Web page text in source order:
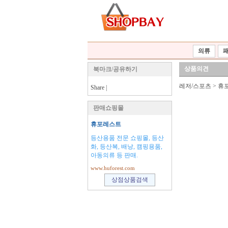
의류
북마크/공유하기
Share
판매쇼핑몰
휴포레스트
등산용품 전문 쇼핑몰, 등산
화, 등산복, 배낭, 캠핑용품,
아동의류 등 판매.
www.huforest.com
상품의견
레저/스포츠 > 휴